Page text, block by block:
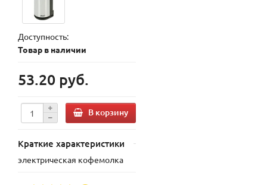
Доступность:
Товар в наличии
53.20 руб.
В корзину
Краткие характеристики
электрическая кофемолка